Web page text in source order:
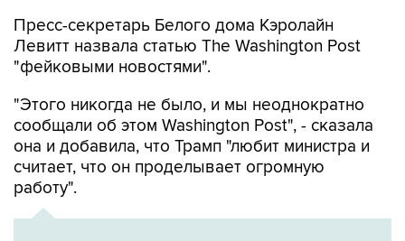
Пресс-секретарь Белого дома Кэролайн
Левитт назвала статью The Washington Post
"фейковыми новостями".
"Этого никогда не было, и мы неоднократно
сообщали об этом Washington Post", - сказала
она и добавила, что Трамп "любит министра и
считает, что он проделывает огромную
работу".